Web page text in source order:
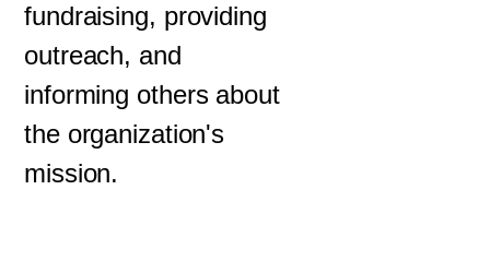
fundraising, providing
outreach, and
informing others about
the organization's
mission.